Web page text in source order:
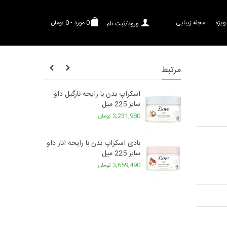
0مورد-0 تومان ورود/ثبت نام مجله زیبایی
مرتبط
اسکراپ بدن با رایحه نارگیل داو
سایز 225 میل
3,231,980 تومان
بادی اسکراپ بدن با رایحه انار داو
سایز 225 میل
3,659,490 تومان